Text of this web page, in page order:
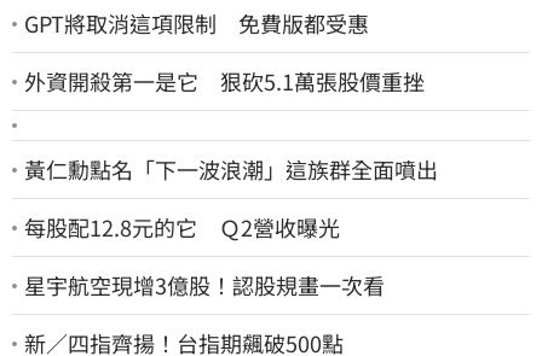
GPT將取消這項限制 免費版都受惠
外資開殺第一是它 狠砍5.1萬張股價重挫
黃仁勳點名「下一波浪潮」這族群全面噴出
每股配12.8元的它 Ｑ2營收曝光
星宇航空現增3億股！認股規畫一次看
新／四指齊揚！台指期飆破500點